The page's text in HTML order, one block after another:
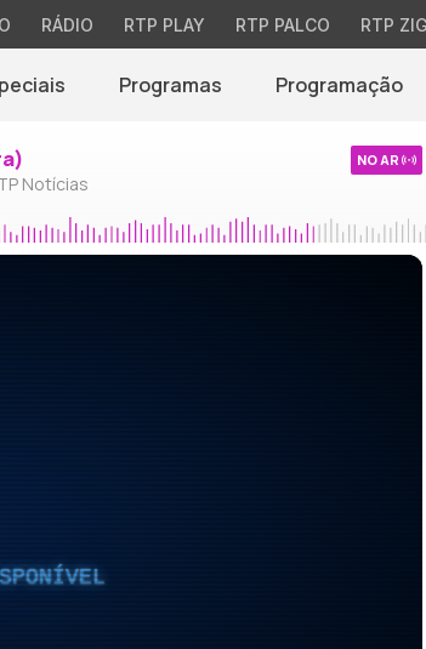
RÁDIO RTP PLAY RTP PALCO RTP
Programas Programação
Notícias
NO AR